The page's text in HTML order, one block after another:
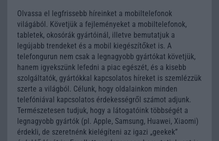
Olvassa el legfrissebb híreinket a mobiltelefonok
világából. Követjük a fejleményeket a mobiltelefonok,
tabletek, okosórák gyártóinál, illetve bemutatjuk a
legújabb trendeket és a mobil kiegészítőket is. A
telefongurun nem csak a legnagyobb gyártókat követjük,
hanem igyekszünk lefedni a piac egészét, és a kisebb
szolgáltatók, gyártókkal kapcsolatos híreket is szemlézzük
szerte a világból. Célunk, hogy oldalainkon minden
telefóniával kapcsolatos érdekességről számot adjunk.
Természetesen tudjuk, hogy a látogatóink többségét a
legnagyobb gyártók (pl. Apple, Samsung, Huawei, Xiaomi)
érdekli, de szeretnénk kielégíteni az igazi „geekek”